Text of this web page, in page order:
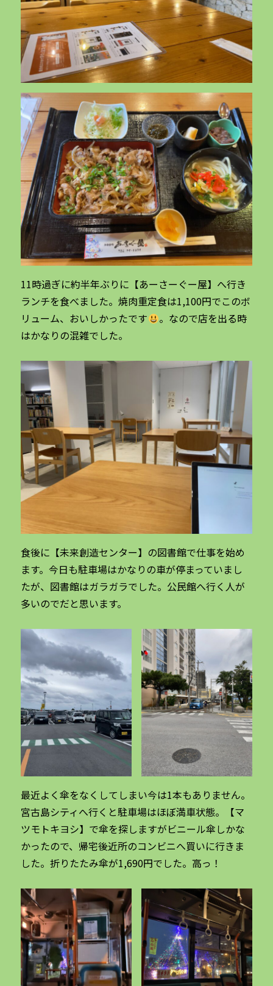
11時過ぎに約半年ぶりに【あーさーぐー屋】へ行き
ランチを食べました。焼肉重定食は1,100円でこのボ
リューム、おいしかったです
。なので店を出る時
はかなりの混雑でした。
食後に【未来創造センター】の図書館で仕事を始め
ます。今日も駐車場はかなりの車が停まっていまし
たが、図書館はガラガラでした。公民館へ行く人が
多いのでだと思います。
最近よく傘をなくしてしまい今は1本もありません。
宮古島シティへ行くと駐車場はほぼ満車状態。【マ
ツモトキヨシ】で傘を探しますがビニール傘しかな
かったので、帰宅後近所のコンビニへ買いに行きま
した。折りたたみ傘が1,690円でした。高っ！